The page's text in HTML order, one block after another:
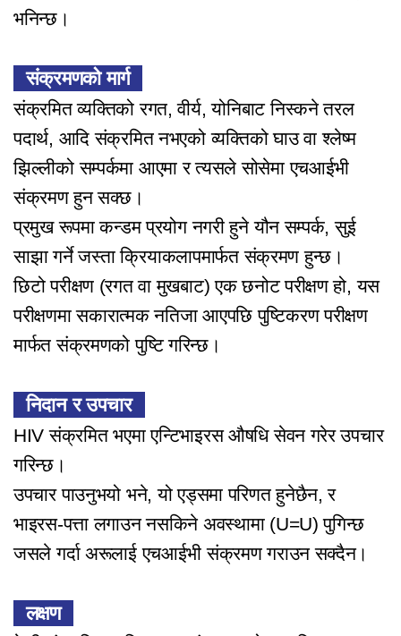
भनिन्छ।
संक्रमणको मार्ग
संक्रमित व्यक्तिको रगत, वीर्य, ​​योनिबाट निस्कने तरल
पदार्थ, आदि संक्रमित नभएको व्यक्तिको घाउ वा श्लेष्म
झिल्लीको सम्पर्कमा आएमा र त्यसले सोसेमा एचआईभी
संक्रमण हुन सक्छ।
प्रमुख रूपमा कन्डम प्रयोग नगरी हुने यौन सम्पर्क, सुई
साझा गर्ने जस्ता क्रियाकलापमार्फत संक्रमण हुन्छ।
छिटो परीक्षण (रगत वा मुखबाट) एक छनोट परीक्षण हो, यस
परीक्षणमा सकारात्मक नतिजा आएपछि पुष्टिकरण परीक्षण
मार्फत संक्रमणको पुष्टि गरिन्छ।
निदान र उपचार
HIV संक्रमित भएमा एन्टिभाइरस औषधि सेवन गरेर उपचार
गरिन्छ।
उपचार पाउनुभयो भने, यो एड्समा परिणत हुनेछैन, र
भाइरस-पत्ता लगाउन नसकिने अवस्थामा (U=U) पुगिन्छ
जसले गर्दा अरूलाई एचआईभी संक्रमण गराउन सक्दैन।
लक्षण